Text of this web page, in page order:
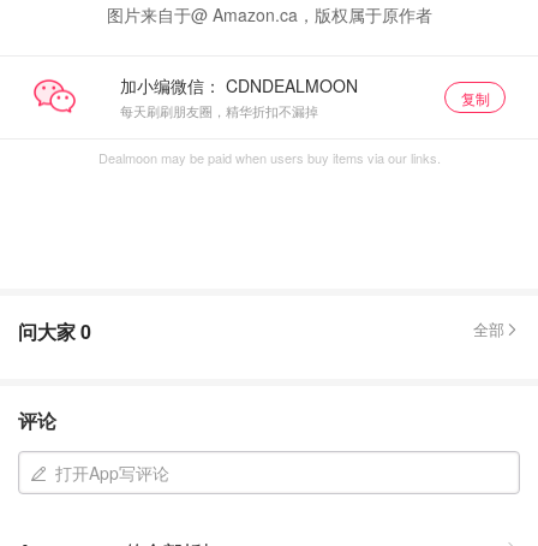
图片来自于@ Amazon.ca，版权属于原作者
加小编微信：
每天刷刷朋友圈，精华折扣不漏掉
复制
Dealmoon may be paid when users buy items via our links.
问大家0 全部
评论
打开App写评论